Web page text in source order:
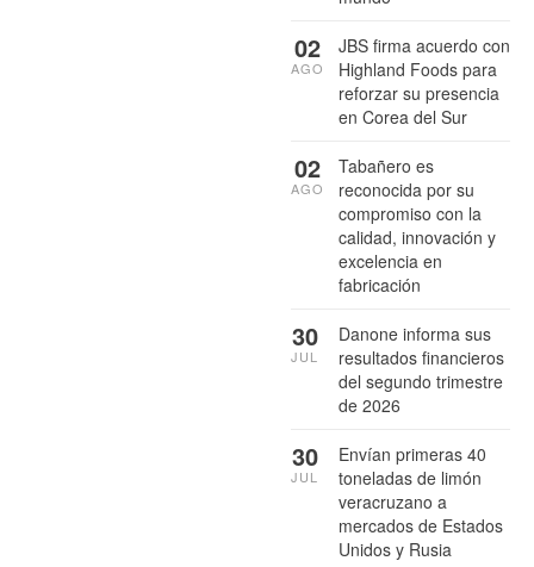
JBS firma acuerdo con
Highland Foods para
reforzar su presencia
en Corea del Sur
02
AGO
Tabañero es
reconocida por su
compromiso con la
calidad, innovación y
excelencia en
fabricación
02
AGO
Danone informa sus
resultados financieros
del segundo trimestre
de 2026
30
JUL
Envían primeras 40
toneladas de limón
veracruzano a
mercados de Estados
Unidos y Rusia
30
JUL